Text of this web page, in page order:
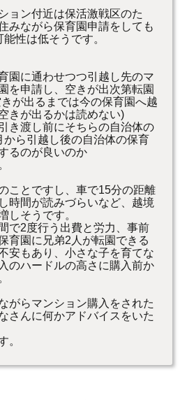
ョン付近は保活激戦区のた
みながら保育園申請をしても
性は低そうです。
園に通わせつつ引越し先のマ
を申請し、空きが出次第転園
が出るまでは今の保育園へ越
きが出るかは読めない)
き渡し前にそちらの自治体の
ら引越し後の自治体の保育
るのが良いのか
ことですし、車で15分の距離
時間が読みづらいなど、越境
しそうです。
で2度行う出費と労力、事前
育園に兄弟2人が転園できる
安もあり、小さな子を育てな
のハードルの高さに購入前か
がらマンション購入をされた
さんに何かアドバイスをいた
。